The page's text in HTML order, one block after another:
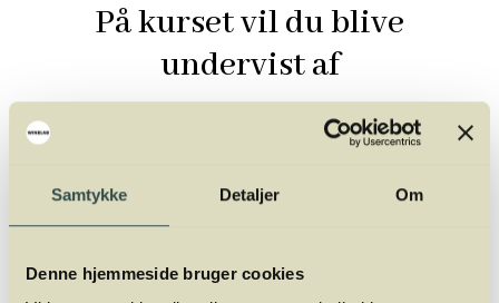
Samtykke Detaljer Om
Denne hjemmeside bruger cookies
På kurset vil du blive
undervist af